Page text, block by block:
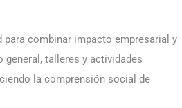
combinar impacto empresarial y
talleres y actividades
la comprensión social de